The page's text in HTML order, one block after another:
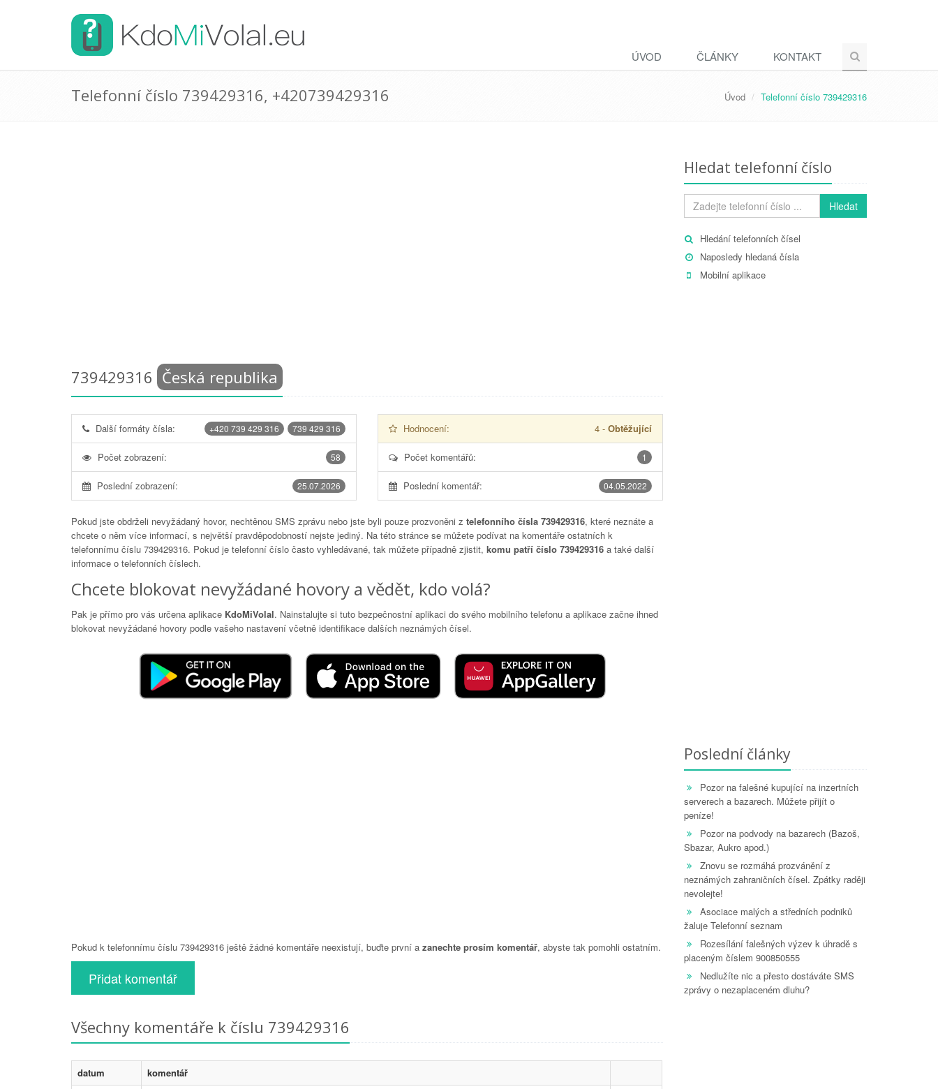
ÚVOD ČLÁNKY KONTAKT
Telefonní číslo 739429316, +420739429316 Úvod Telefonní číslo 739429316
739429316 Česká republika
739 429 316
+420 739 429 316
Další formáty čísla:
58
Počet zobrazení:
25.07.2026
Poslední zobrazení:
Hodnocení: 4- Obtěžující
1
Počet komentářů:
04.05.2022
Poslední komentář:
Pokud jste obdrželi nevyžádaný hovor, nechtěnou SMS zprávu nebo jste byli pouze prozvoněni z telefonního čísla 739429316, které neznáte a
chcete o něm více informací, s největší pravděpodobností nejste jediný. Na této stránce se můžete podívat na komentáře ostatních k
telefonnímu číslu 739429316. Pokud je telefonní číslo často vyhledávané, tak můžete případně zjistit, komu patří číslo 739429316 a také další
informace o telefonních číslech.
Chcete blokovat nevyžádané hovory a vědět, kdo volá?
Pak je přímo pro vás určena aplikace KdoMiVolal. Nainstalujte si tuto bezpečnostní aplikaci do svého mobilního telefonu a aplikace začne ihned
blokovat nevyžádané hovory podle vašeho nastavení včetně identifikace dalších neznámých čísel.
Pokud k telefonnímu číslu 739429316 ještě žádné komentáře neexistují, buďte první a zanechte prosím komentář, abyste tak pomohli ostatním.
Přidat komentář
Všechny komentáře k číslu 739429316
datum
komentář
Hledat telefonní číslo
Hledat
Hledání telefonních čísel
Naposledy hledaná čísla
Mobilní aplikace
Poslední články
Pozor na falešné kupující na inzertních
serverech a bazarech. Můžete přijít o
peníze!
Pozor na podvody na bazarech (Bazoš,
Sbazar, Aukro apod.)
Znovu se rozmáhá prozvánění z
neznámých zahraničních čísel. Zpátky raději
nevolejte!
Asociace malých a středních podniků
žaluje Telefonní seznam
Rozesílání falešných výzev k úhradě s
placeným číslem 900850555
Nedlužíte nic a přesto dostáváte SMS
zprávy o nezaplaceném dluhu?